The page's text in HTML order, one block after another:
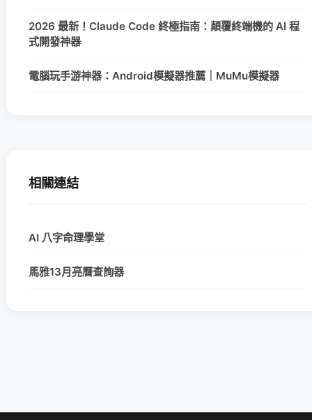
2026 最新！Claude Code 終極指南：顛覆終端機的 AI 程
式開發神器
電腦玩手游神器：Android模擬器推薦｜MuMu模擬器
相關連結
AI 八字命理學堂
馬雅13月亮曆查詢器